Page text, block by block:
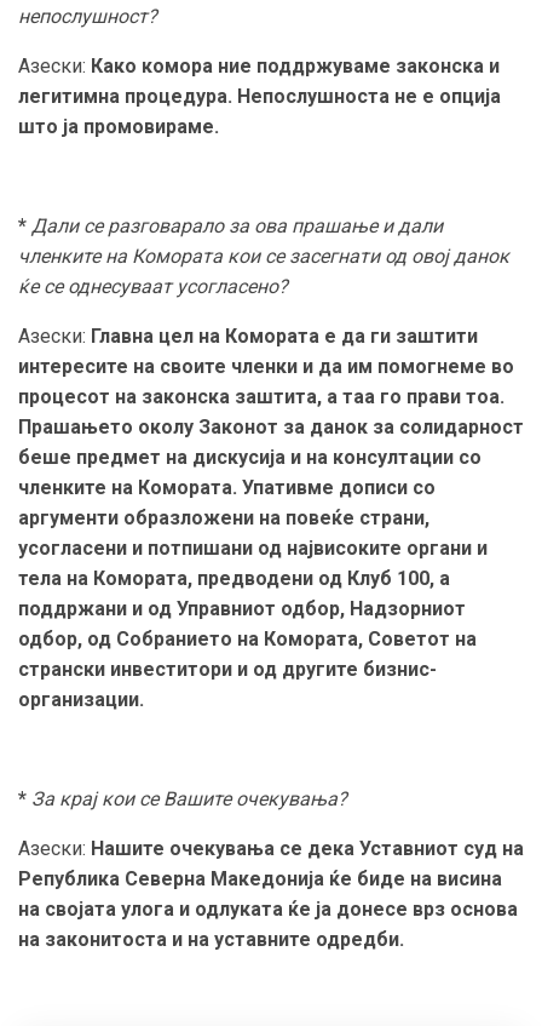
непослушност?
Азески: Како комора ние поддржуваме законска и
легитимна процедура. Непослушноста не е опција
што ја промовираме.
* Дали се разговарало за ова прашање и дали
членките на Комората кои се засегнати од овој данок
ќе се однесуваат усогласено?
Азески: Главна цел на Комората е да ги заштити
интересите на своите членки и да им помогнеме во
процесот на законска заштита, а таа го прави тоа.
Прашањето околу Законот за данок за солидарност
беше предмет на дискусија и на консултации со
членките на Комората. Упативме дописи со
аргументи образложени на повеќе страни,
усогласени и потпишани од највисоките органи и
тела на Комората, предводени од Клуб 100, а
поддржани и од Управниот одбор, Надзорниот
одбор, од Собранието на Комората, Советот на
странски инвеститори и од другите бизнис-
организации.
* За крај кои се Вашите очекувања?
Азески: Нашите очекувања се дека Уставниот суд на
Република Северна Македонија ќе биде на висина
на својата улога и одлуката ќе ја донесе врз основа
на законитоста и на уставните одредби.